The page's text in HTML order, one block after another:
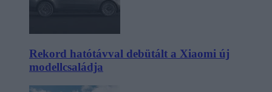
Rekord hatótávval debütált a Xiaomi új
modellcsaládja